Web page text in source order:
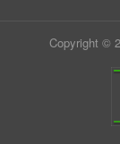
Copyright ©